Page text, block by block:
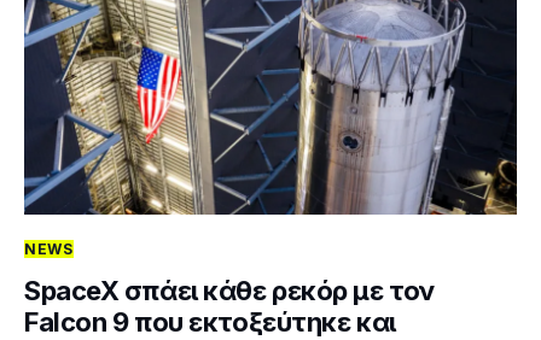
NEWS
SpaceX σπάει κάθε ρεκόρ με τον
Falcon 9 που εκτοξεύτηκε και